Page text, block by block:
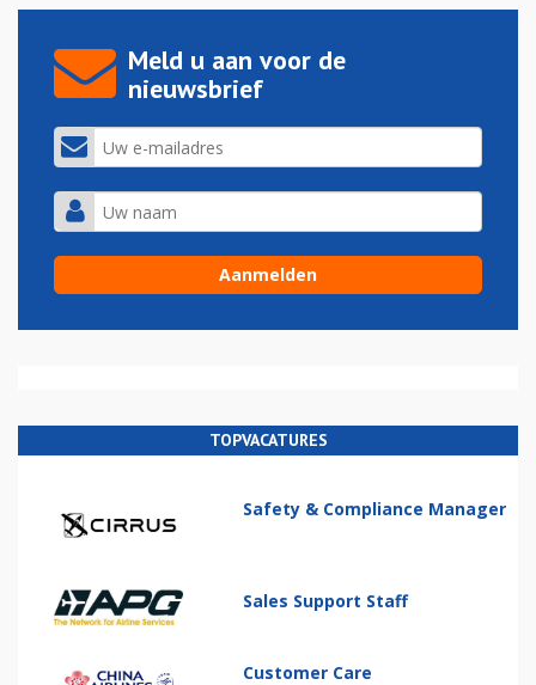
Meld u aan voor de
nieuwsbrief
TOPVACATURES
Safety & Compliance Manager
Sales Support Staff
Customer Care